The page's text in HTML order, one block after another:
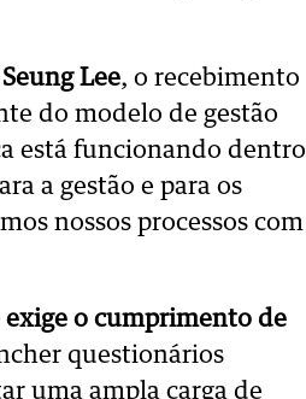
Lee, o recebimento
do modelo de gestão
está funcionando dentro
a gestão e para os
nossos processos com
exige o cumprimento de
questionários
uma ampla carga de